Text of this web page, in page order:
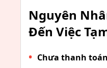
Nguyên
Đến Việc
Chưa thanh